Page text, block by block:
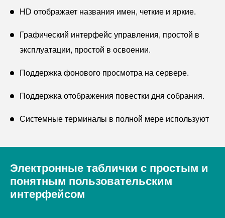
HD отображает названия имен, четкие и яркие.
Графический интерфейс управления, простой в
эксплуатации, простой в освоении.
Поддержка фонового просмотра на сервере.
Поддержка отображения повестки дня собрания.
Системные терминалы в полной мере используют
сенсорным экраном.
Электронные таблички с простым и
понятным пользовательским
интерфейсом